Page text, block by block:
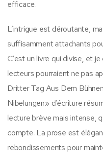
efficace.
L’intrigue est déroutante,
suffisamment attachants
C’est un livre qui divise, et
lecteurs pourraient ne pas
Dritter Tag Aus Dem
Nibelungen» d’écriture
lecture brève mais intense,
compte. La prose est
rebondissements pour